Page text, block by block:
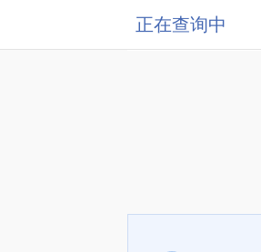
正在查询中